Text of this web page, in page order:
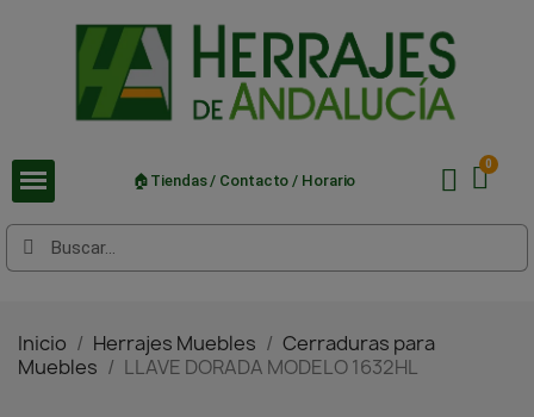
🏠Tiendas / Contacto / Horario
Inicio Herrajes Muebles
Cerraduras para
Muebles
LLAVE DORADA MODELO 1632HL